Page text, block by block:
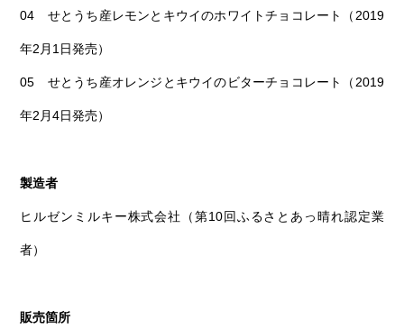
04 せとうち産レモンとキウイのホワイトチョコレート（2019
年2月1日発売）
05 せとうち産オレンジとキウイのビターチョコレート（2019
年2月4日発売）
製造者
ヒルゼンミルキー株式会社（第10回ふるさとあっ晴れ認定業
者）
販売箇所